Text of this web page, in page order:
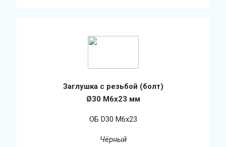
Заглушка с резьбой (болт)
Ø30 М6х23 мм
ОБ D30 М6х23
Чёрный